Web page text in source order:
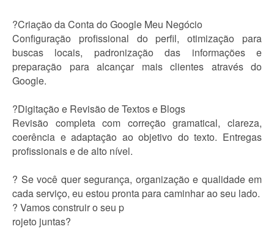
?Criação da Conta do Google Meu Negócio
Configuração profissional do perfil, otimização para
buscas locais, padronização das informações e
preparação para alcançar mais clientes através do
Google.
?Digitação e Revisão de Textos e Blogs
Revisão completa com correção gramatical, clareza,
coerência e adaptação ao objetivo do texto. Entregas
profissionais e de alto nível.
? Se você quer segurança, organização e qualidade em
cada serviço, eu estou pronta para caminhar ao seu lado.
? Vamos construir o seu p
rojeto juntas?